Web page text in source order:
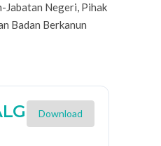
Jabatan Negeri, Pihak
Badan Berkanun
Download